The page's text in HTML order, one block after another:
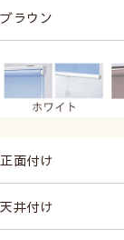
ブラウン
正面付け
天井付け